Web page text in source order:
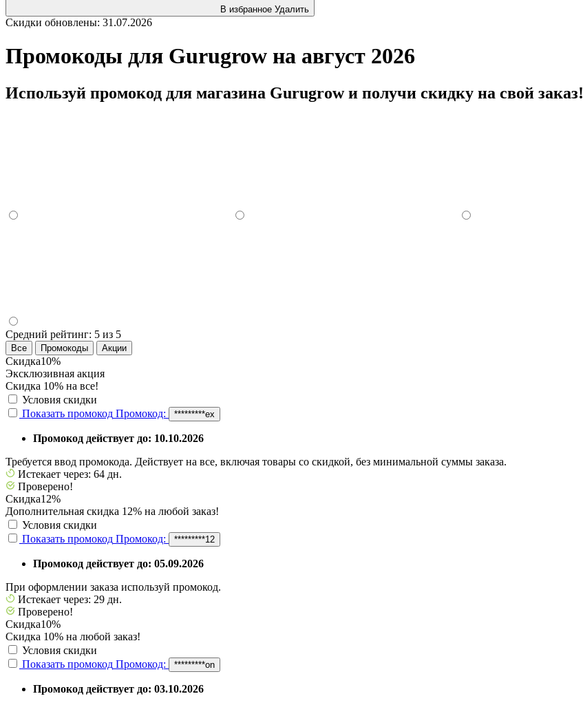
В избранное Удалить
Скидки обновлены: 31.07.2026
Промокоды для Gurugrow на август 2026
Используй промокод для магазина Gurugrow и получи скидку на свой заказ!
Средний рейтинг: 5 из 5
Все Промокоды Акции
Скидка10%
Эксклюзивная акция
Скидка 10% на все!
Условия скидки
Показать промокод Промокод: *********ex
Промокод действует до: 10.10.2026
Требуется ввод промокода. Действует на все, включая товары со скидкой, без минимальной суммы заказа.
Истекает через: 64 дн.
Проверено!
Скидка12%
Дополнительная скидка 12% на любой заказ!
Условия скидки
Показать промокод Промокод: *********12
Промокод действует до: 05.09.2026
При оформлении заказа используй промокод.
Истекает через: 29 дн.
Проверено!
Скидка10%
Скидка 10% на любой заказ!
Условия скидки
Показать промокод Промокод: *********on
Промокод действует до: 03.10.2026